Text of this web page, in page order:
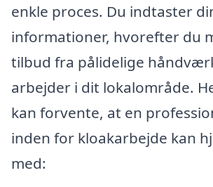
enkle proces. Du indtaster
informationer, hvorefter du
tilbud fra pålidelige
arbejder i dit lokalområde.
kan forvente, at en
inden for kloakarbejde kan
med: